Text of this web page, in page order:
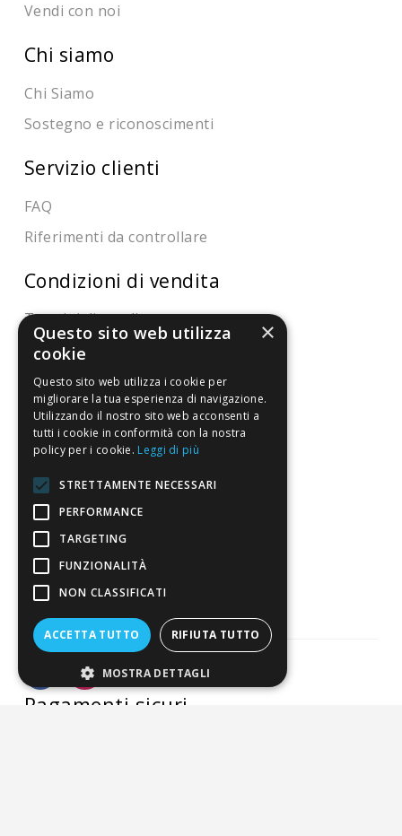
Vendi con noi
Chi siamo
Chi Siamo
Sostegno e riconoscimenti
Servizio clienti
FAQ
Riferimenti da controllare
Condizioni di vendita
Termini di vendita
Spedizione
Pagamenti
Resi
Eccellente
3.821
Recensioni
Pagamenti sicuri
×
Questo sito web utilizza
cookie
Questo sito web utilizza i cookie per
migliorare la tua esperienza di navigazione.
Utilizzando il nostro sito web acconsenti a
tutti i cookie in conformità con la nostra
policy per i cookie. Leggi di più
STRETTAMENTE NECESSARI
PERFORMANCE
TARGETING
FUNZIONALITÀ
NON CLASSIFICATI
ACCETTA TUTTO RIFIUTA TUTTO
MOSTRA DETTAGLI